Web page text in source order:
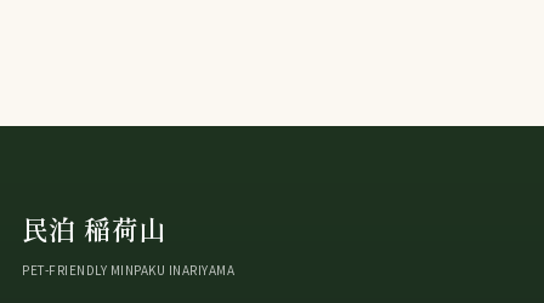
民泊 稲荷山
PET-FRIENDLY MINPAKU INARIYAMA